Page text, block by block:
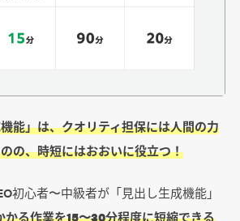
能」は、クオリティ担保には人間の力
の、時短にはおおいに役立つ！
初心者〜中級者が「見出し生成機能」
かる作業を15〜30分程度に短縮できる